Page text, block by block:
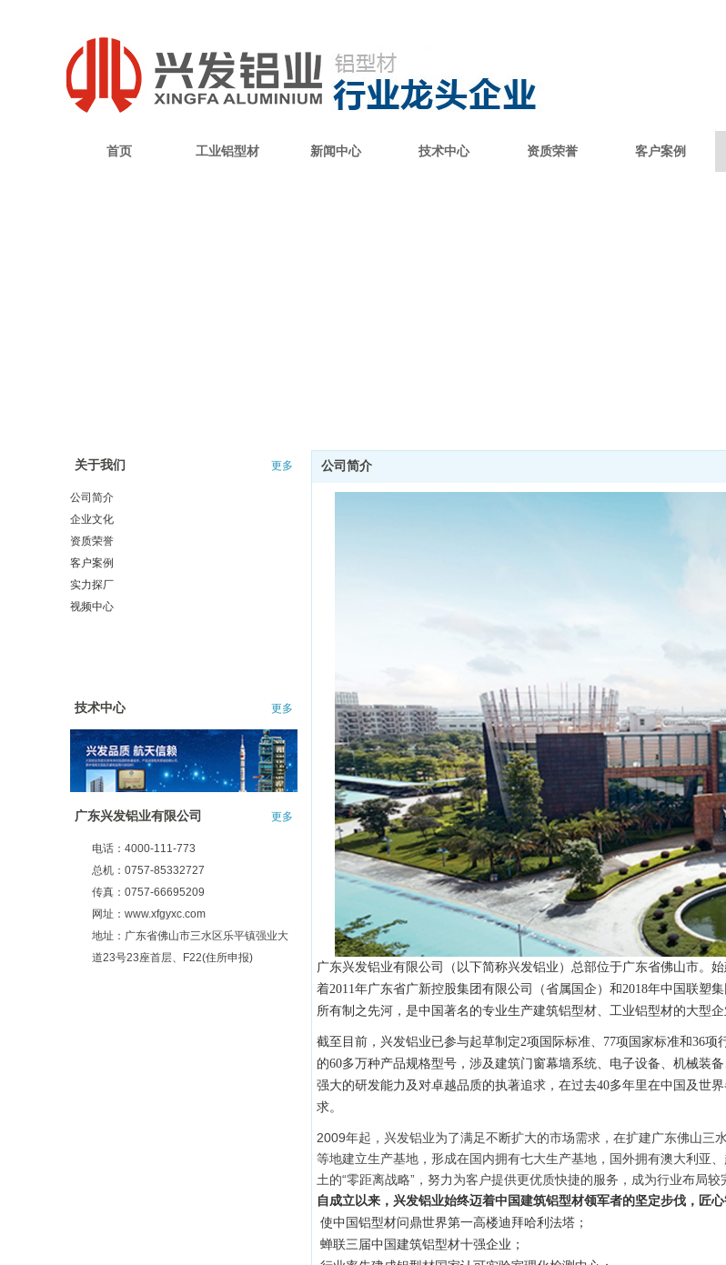
首页 工业铝型材 新闻中心 技术中心 资质荣誉 客户案例
关于我们 更多
公司简介
企业文化
资质荣誉
客户案例
实力探厂
视频中心
技术中心 更多
广东兴发铝业有限公司 更多
电话：4000-111-773
总机：0757-85332727
传真：0757-66695209
网址：www.xfgyxc.com
地址：广东省佛山市三水区乐平镇强业大
道23号23座首层、F22(住所申报)
公司简介
广东兴发铝业有限公司（以下简称兴发铝业）总部位于广东省佛山市。
着2011年广东省广新控股集团有限公司（省属国企）和2018年中国联塑
所有制之先河，是中国著名的专业生产建筑铝型材、 工业铝型材的大型
截至目前，兴发铝业已参与起草制定2项国际标准、77项国家标准和36
的60多万种产品规格型号，涉及建筑门窗幕墙系统、电子设备、机械装
强大的研发能力及对卓越品质的执著追求，在过去40多年里在中国及世
求。
2009年起，兴发铝业为了满足不断扩大的市场需求，在扩建广东佛山三
等地建立生产基地，形成在国内拥有七大生产基地，国外拥有澳大利亚
土的“零距离战略”，努力为客户提供更优质快捷的服务，成为行业布局较
自成立以来，兴发铝业始终迈着中国建筑铝型材领军者的坚定步伐，匠
使中国铝型材问鼎世界第一高楼迪拜哈利法塔；
蝉联三届中国建筑铝型材十强企业；